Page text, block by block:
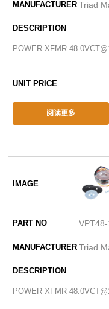
Triad
POWER XFMR
阅读更多
Triad
POWER XFMR